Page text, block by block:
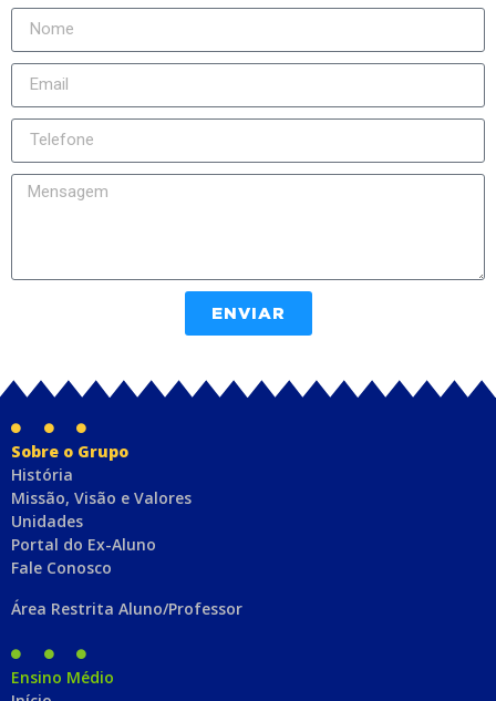
ENVIAR
Sobre o Grupo
História
Missão, Visão e Valores
Unidades
Portal do Ex-Aluno
Fale Conosco
Área Restrita Aluno/Professor
Ensino Médio